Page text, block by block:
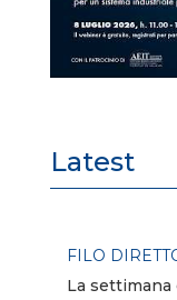
Latest
FILO
La settimana